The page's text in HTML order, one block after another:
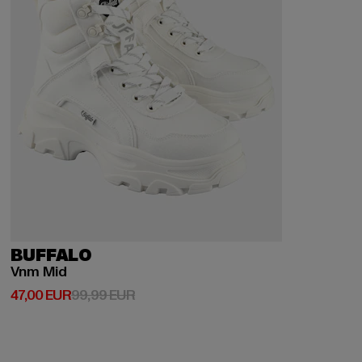
BUFFALO
Vnm Mid
47,00 EUR
Derzeitiger Preis: 47,00 EUR
99,99 EURAktionspreis: 99,99 EUR